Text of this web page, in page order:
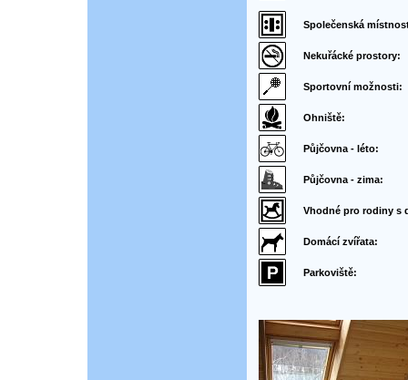
Společenská
Nekuřácké prostory:
Sportovní možnosti:
Ohniště:
Půjčovna - léto:
Půjčovna - zima:
Vhodné pro rodiny s
Domácí zvířata:
Parkoviště: